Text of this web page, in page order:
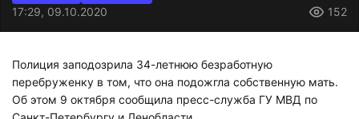
17:29, 09.10.2020
152
Полиция заподозрила 34-летнюю безработную
перебруженку в том, что она подожгла собственную мать.
Об этом 9 октября сообщила пресс-служба ГУ МВД по